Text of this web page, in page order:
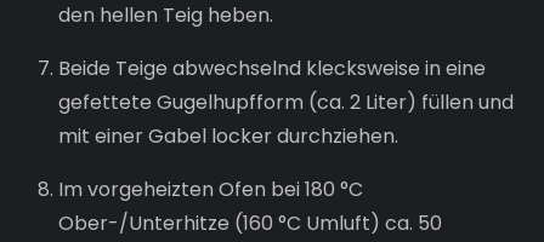
den hellen Teig heben.
Beide Teige abwechselnd klecksweise in eine
gefettete Gugelhupfform (ca. 2 Liter) füllen und
mit einer Gabel locker durchziehen.
Im vorgeheizten Ofen bei 180 °C
Ober-/Unterhitze (160 °C Umluft) ca. 50